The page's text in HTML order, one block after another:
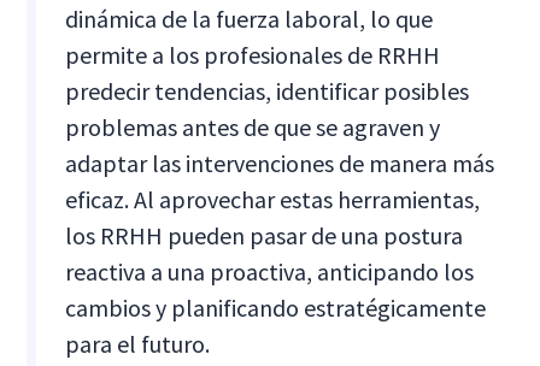
dinámica de la fuerza laboral, lo que
permite a los profesionales de RRHH
predecir tendencias, identificar posibles
problemas antes de que se agraven y
adaptar las intervenciones de manera más
eficaz. Al aprovechar estas herramientas,
los RRHH pueden pasar de una postura
reactiva a una proactiva, anticipando los
cambios y planificando estratégicamente
para el futuro.